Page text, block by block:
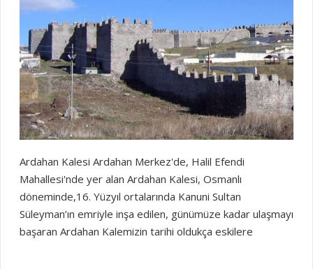
haberi haber
Ardahan Kalesi Ardahan Merkez'de, Halil Efendi
Mahallesi'nde yer alan Ardahan Kalesi, Osmanlı
döneminde,16. Yüzyıl ortalarında Kanuni Sultan
Süleyman’ın emriyle inşa edilen, günümüze kadar ulaşmayı
başaran Ardahan Kalemizin tarihi oldukça eskilere